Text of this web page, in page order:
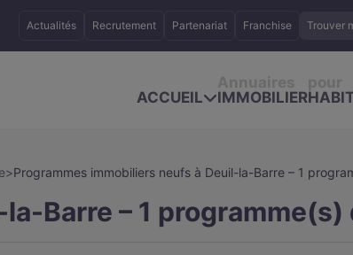
Actualités Recrutement Partenariat Franchise Trouver
ACCUEIL
IMMOBILIER
>Programmes immobiliers neufs à Deuil-la-Barre – 1
Barre – 1